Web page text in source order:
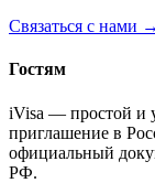
Связаться с нами →
Гостям
iVisa — простой и
приглашение в
официальный
РФ.